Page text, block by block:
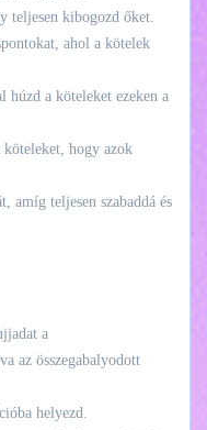
teljesen kibogozd őket.
ahol a kötelek
húzd a köteleket ezeken a
hogy azok
amíg teljesen szabaddá és
a
az összegabalyodott
helyezd.